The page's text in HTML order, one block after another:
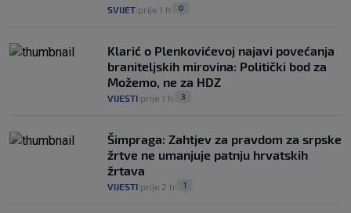
SVIJET prije 1 h 0
Klarić o Plenkovićevoj najavi povećanja
braniteljskih mirovina: Politički bod za
Možemo, ne za HDZ
VIJESTI prije 1 h 3
Šimpraga: Zahtjev za pravdom za srpske
žrtve ne umanjuje patnju hrvatskih
žrtava
VIJESTI prije 2 h 1